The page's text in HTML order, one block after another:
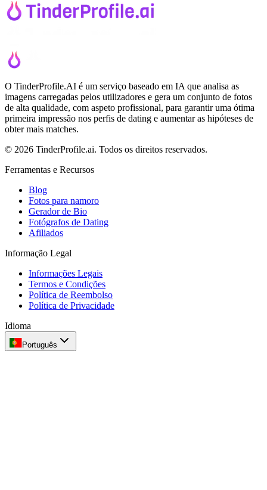
O TinderProfile.AI é um serviço baseado em IA que analisa as
imagens carregadas pelos utilizadores e gera um conjunto de fotos
de alta qualidade, com aspeto profissional, para garantir uma ótima
primeira impressão nos perfis de dating e aumentar as hipóteses de
obter mais matches.
© 2026 TinderProfile.ai. Todos os direitos reservados.
Ferramentas e Recursos
Blog
Fotos para namoro
Gerador de Bio
Fotógrafos de Dating
Afiliados
Informação Legal
Informações Legais
Termos e Condições
Política de Reembolso
Política de Privacidade
Idioma
Português